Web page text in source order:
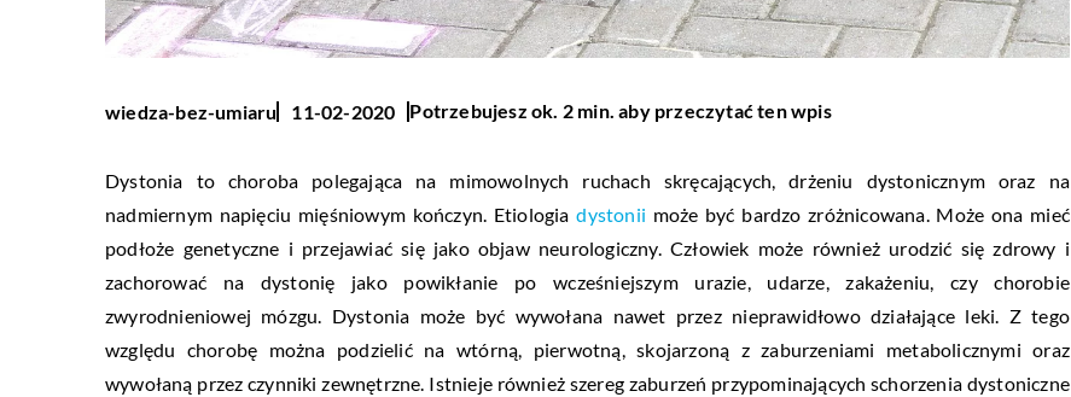
wiedza-bez-umiaru 11-02-2020 Potrzebujesz ok. 2 min. aby przeczytać ten wpis
Dystonia to choroba polegająca na mimowolnych ruchach skręcających, drżeniu dystonicznym oraz na
nadmiernym napięciu mięśniowym kończyn. Etiologiadystonii może być bardzo zróżnicowana. Może ona mieć
podłoże genetyczne i przejawiać się jako objaw neurologiczny. Człowiek może również urodzić się zdrowy i
zachorować na dystonię jako powikłanie po wcześniejszym urazie, udarze, zakażeniu, czy chorobie
zwyrodnieniowej mózgu. Dystonia może być wywołana nawet przez nieprawidłowo działające leki. Z tego
względu chorobę można podzielić na wtórną, pierwotną, skojarzoną z zaburzeniami metabolicznymi oraz
wywołaną przez czynniki zewnętrzne. Istnieje również szereg zaburzeń przypominających schorzenia dystoniczne